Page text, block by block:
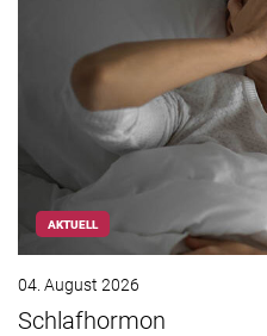
AKTUELL
04. August 2026
Schlafhormon